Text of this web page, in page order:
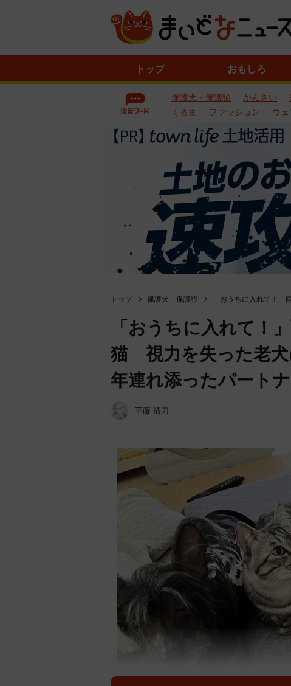
トップ おもしろ
保護犬・保護猫 かんさい
くるま
ファッション ウ
トップ 保護犬・保護猫 「おうちに入れて！
「おうちに入れて！
猫 視力を失った老
年連れ添ったパート
平藤 清刀